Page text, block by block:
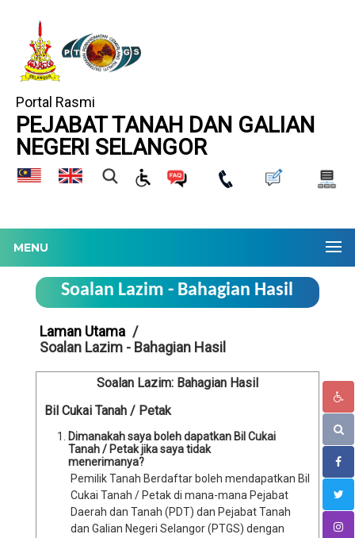
Portal Rasmi
PEJABAT TANAH DAN GALIAN
NEGERI SELANGOR
MENU
Soalan Lazim - Bahagian Hasil
Laman Utama
Soalan Lazim - Bahagian Hasil
Soalan Lazim: Bahagian Hasil
Bil Cukai Tanah / Petak
Dimanakah saya boleh dapatkan Bil Cukai
Tanah / Petak jika saya tidak
menerimanya?
Pemilik Tanah Berdaftar boleh mendapatkan Bil
Cukai Tanah / Petak di mana-mana Pejabat
Daerah dan Tanah (PDT) dan Pejabat Tanah
dan Galian Negeri Selangor (PTGS) dengan